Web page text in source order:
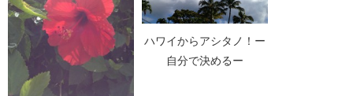
ハワイからアシタノ！ー
自分で決めるー